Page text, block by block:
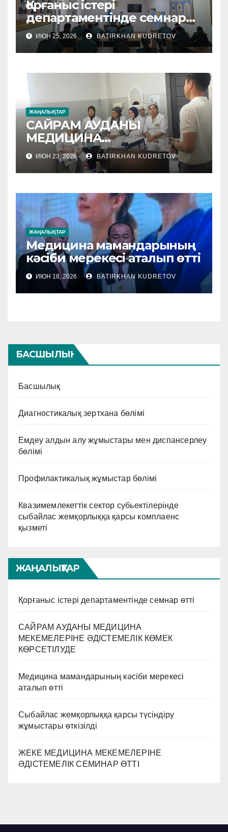
Қорғаныс істері
департаментінде семнар
өтті
ИЮН 25, 2026 BATIRKHAN KUDRETOV
ЖАҢАЛЫҚТАР
САЙРАМ АУДАНЫ
МЕДИЦИНА
МЕКЕМЕЛЕРІНЕ
ӘДІСТЕМЕЛІК КӨМЕК
КӨРСЕТІЛУДЕ
ИЮН 23, 2026 BATIRKHAN KUDRETOV
ЖАҢАЛЫҚТАР
Медицина мамандарының
кәсіби мерекесі аталып өтті
ИЮН 18, 2026 BATIRKHAN KUDRETOV
БАСШЫЛЫҚ
Басшылық
Диагностикалық зертхана бөлімі
Емдеу алдын алу жұмыстары мен диспансерлеу
бөлімі
Профилактикалық жұмыстар бөлімі
Квазимемлекеттік сектор субьектілерінде
сыбайлас жемқорлыққа қарсы комплаенс
қызметі
ЖАҢАЛЫҚТАР
Қорғаныс істері департаментінде семнар өтті
САЙРАМ АУДАНЫ МЕДИЦИНА
МЕКЕМЕЛЕРІНЕ ӘДІСТЕМЕЛІК КӨМЕК
КӨРСЕТІЛУДЕ
Медицина мамандарының кәсіби мерекесі
аталып өтті
Сыбайлас жемқорлыққа қарсы түсіндіру
жұмыстары өткізілді
ЖЕКЕ МЕДИЦИНА МЕКЕМЕЛЕРІНЕ
ӘДІСТЕМЕЛІК СЕМИНАР ӨТТІ